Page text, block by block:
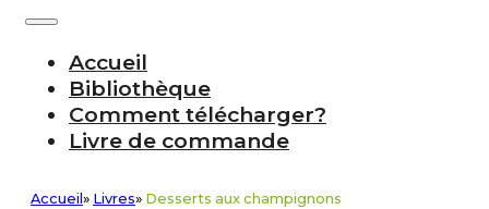
Accueil
Bibliothèque
Comment télécharger?
Livre de commande
Accueil » Livres» Desserts aux champignons